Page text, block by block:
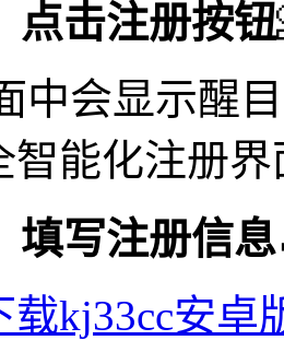
点击注册按钮
中会显示醒
智能化注册界
填写注册信息
载kj33cc安卓